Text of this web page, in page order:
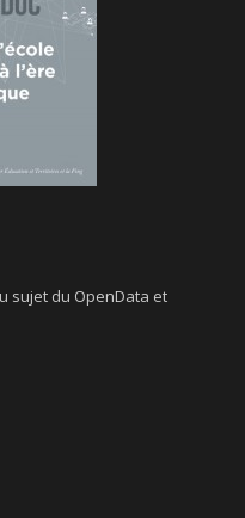
sujet du OpenData et